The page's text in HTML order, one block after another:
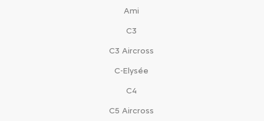
Ami
С3
С3 Aircross
C-Elysée
С4
С5 Aircross